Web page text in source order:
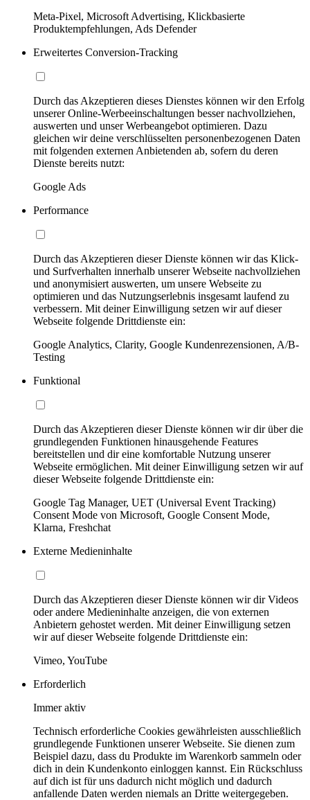
Meta-Pixel, Microsoft Advertising, Klickbasierte
Produktempfehlungen, Ads Defender
Erweitertes Conversion-Tracking
Durch das Akzeptieren dieses Dienstes können wir den Erfolg
unserer Online-Werbeeinschaltungen besser nachvollziehen,
auswerten und unser Werbeangebot optimieren. Dazu
gleichen wir deine verschlüsselten personenbezogenen Daten
mit folgenden externen Anbietenden ab, sofern du deren
Dienste bereits nutzt:
Google Ads
Performance
Durch das Akzeptieren dieser Dienste können wir das Klick-
und Surfverhalten innerhalb unserer Webseite nachvollziehen
und anonymisiert auswerten, um unsere Webseite zu
optimieren und das Nutzungserlebnis insgesamt laufend zu
verbessern. Mit deiner Einwilligung setzen wir auf dieser
Webseite folgende Drittdienste ein:
Google Analytics, Clarity, Google Kundenrezensionen, A/B-
Testing
Funktional
Durch das Akzeptieren dieser Dienste können wir dir über die
grundlegenden Funktionen hinausgehende Features
bereitstellen und dir eine komfortable Nutzung unserer
Webseite ermöglichen. Mit deiner Einwilligung setzen wir auf
dieser Webseite folgende Drittdienste ein:
Google Tag Manager, UET (Universal Event Tracking)
Consent Mode von Microsoft, Google Consent Mode,
Klarna, Freshchat
Externe Medieninhalte
Durch das Akzeptieren dieser Dienste können wir dir Videos
oder andere Medieninhalte anzeigen, die von externen
Anbietern gehostet werden. Mit deiner Einwilligung setzen
wir auf dieser Webseite folgende Drittdienste ein:
Vimeo, YouTube
Erforderlich
Immer aktiv
Technisch erforderliche Cookies gewährleisten ausschließlich
grundlegende Funktionen unserer Webseite. Sie dienen zum
Beispiel dazu, dass du Produkte im Warenkorb sammeln oder
dich in dein Kundenkonto einloggen kannst. Ein Rückschluss
auf dich ist für uns dadurch nicht möglich und dadurch
anfallende Daten werden niemals an Dritte weitergegeben.